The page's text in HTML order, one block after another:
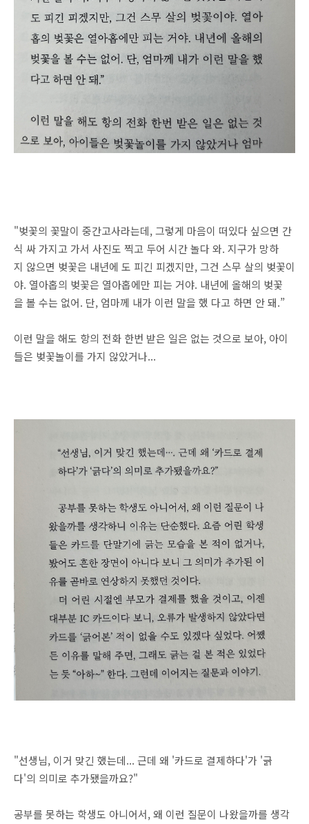
"벚꽃의 꽃말이 중간고사라는데, 그렇게 마음이 떠있다 싶으면 간
식 싸 가지고 가서 사진도 찍고 두어 시간 놀다 와. 지구가 망하
지 않으면 벚꽃은 내년에 도 피긴 피겠지만, 그건 스무 살의 벚꽃이
야. 열아홉의 벚꽃은 열아홉에만 피는 거야. 내년에 올해의 벚꽃
을 볼 수는 없어. 단, 엄마께 내가 이런 말을 했 다고 하면 안 돼.”
이런 말을 해도 항의 전화 한번 받은 일은 없는 것으로 보아, 아이
들은 벚꽃놀이를 가지 않았거나...
"선생님, 이거 맞긴 했는데... 근데 왜 '카드로 결제하다'가 '긁
다'의 의미로 추가됐을까요?"
공부를 못하는 학생도 아니어서, 왜 이런 질문이 나왔을까를 생각